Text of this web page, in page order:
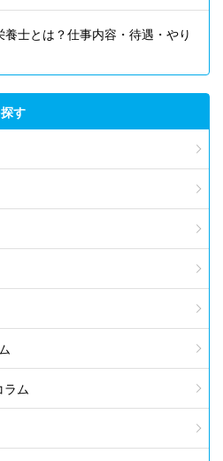
士とは？仕事内容・待遇・やり
す
ラム